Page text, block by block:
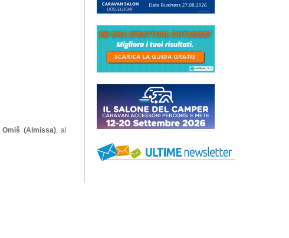
Omiš (Almissa), al